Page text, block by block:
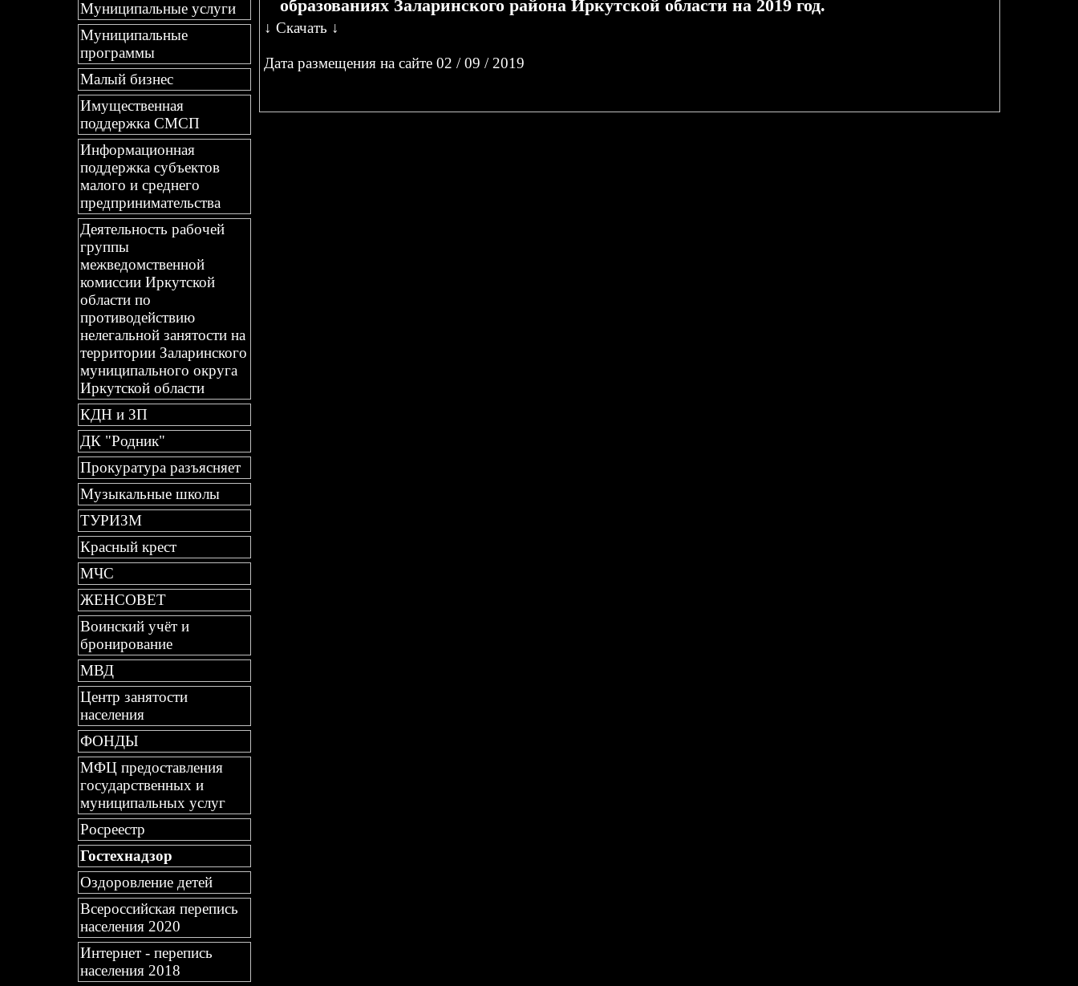
Муниципальные услуги
Муниципальные
программы
Малый бизнес
Имущественная
поддержка СМСП
Информационная
поддержка субъектов
малого и среднего
предпринимательства
Деятельность рабочей
группы
межведомственной
комиссии Иркутской
области по
противодействию
нелегальной занятости на
территории Заларинского
муниципального округа
Иркутской области
КДН и ЗП
ДК "Родник"
Прокуратура разъясняет
Музыкальные школы
ТУРИЗМ
Красный крест
МЧС
ЖЕНСОВЕТ
Воинский учёт и
бронирование
МВД
Центр занятости
населения
ФОНДЫ
МФЦ предоставления
государственных и
муниципальных услуг
Росреестр
Гостехнадзор
Оздоровление детей
Всероссийская перепись
населения 2020
Интернет - перепись
населения 2018
образованиях Заларинского района Иркутской области на 2019 год.
↓ Скачать ↓
Дата размещения на сайте 02 / 09 / 2019